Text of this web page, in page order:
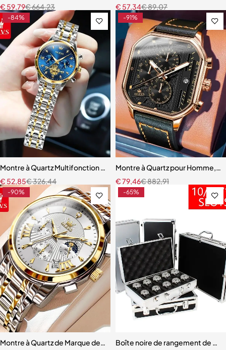
€664,23
€ 59,79
€89,07
€ 57,34
-84%
Montre à Quartz Multifonction pour Femme
€326,44
€ 52,85
-91%
Montre à Quartz pour Homme,
€882,91
€79,46
-90%
Montre à Quartz de Marque de Luxe pour Homme, Chronographe
-65%
Boîte noire de rangement de